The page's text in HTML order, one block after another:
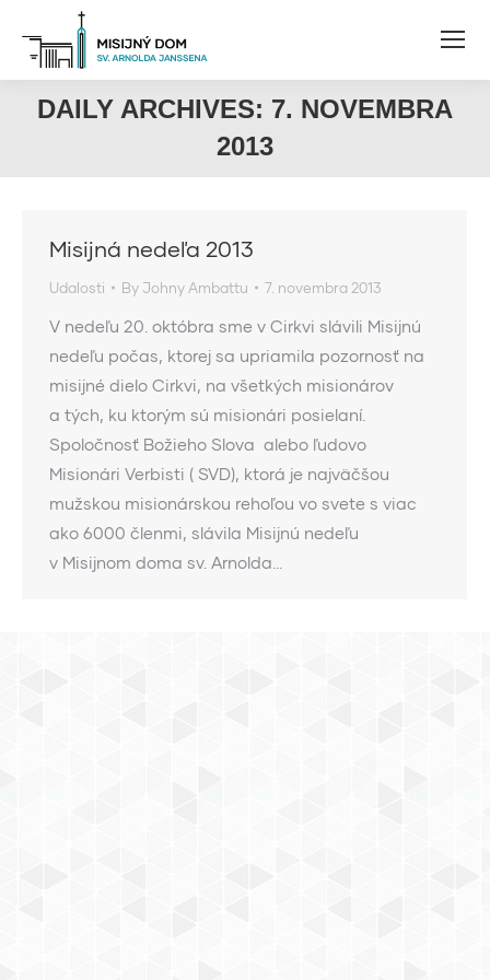
DAILY ARCHIVES: 7. NOVEMBRA
2013
Misijná nedeľa 2013
Udalosti By Johny Ambattu 7. novembra 2013
V nedeľu 20. októbra sme v Cirkvi slávili Misijnú
nedeľu počas, ktorej sa upriamila pozornosť na
misijné dielo Cirkvi, na všetkých misionárov
a tých, ku ktorým sú misionári posielaní.
Spoločnosť Božieho Slova alebo ľudovo
Misionári Verbisti ( SVD), ktorá je najväčšou
mužskou misionárskou rehoľou vo svete s viac
ako 6000 členmi, slávila Misijnú nedeľu
v Misijnom doma sv. Arnolda…